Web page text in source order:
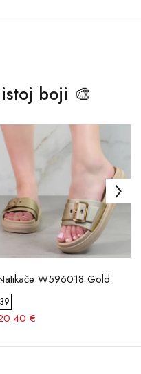
boji 🎨
W596018 Gold
39
€